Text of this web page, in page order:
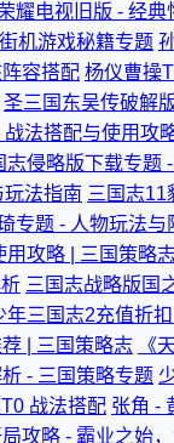
耀电视旧版 - 经
机游戏秘籍专题
容搭配 杨仪曹操
圣三国东吴传破解
法搭配与使用攻
志侵略版下载专题
法指南 三国志11
专题 - 人物玩法
用攻略 | 三国策略
三国志战略版国
年三国志2充值折
| 三国策略志 《
- 三国策略专题
战法搭配 张角 -
攻略 - 霸业之始